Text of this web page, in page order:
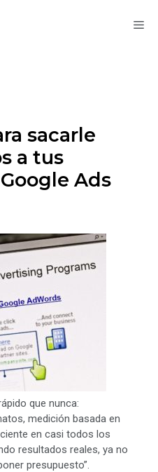
sacarle
a tus
Ads
que nunca:
medición basada en
en casi todos los
resultados reales, ya no
presupuesto”.